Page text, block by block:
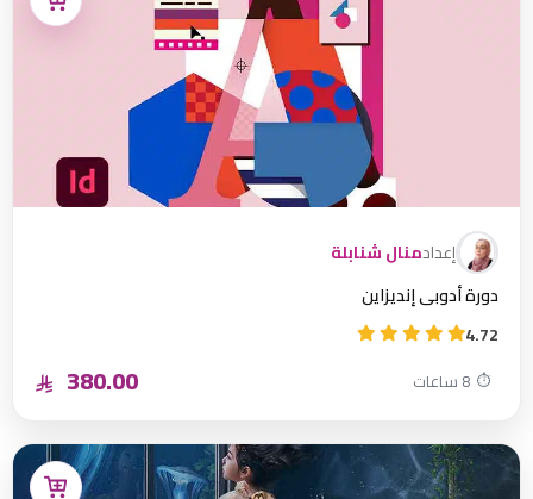
إعدادمنال شنابلة
دورة أدوبي إنديزاين
4.72
380.00 ⏱ 8 ساعات